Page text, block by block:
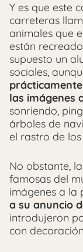
Y es que este
carreteras
animales que
están
supuesto un
sociales,
las imágenes
sonriendo,
árboles de
el rastro de
No obstante,
famosas del
imágenes a la
a su anuncio
introdujeron
con